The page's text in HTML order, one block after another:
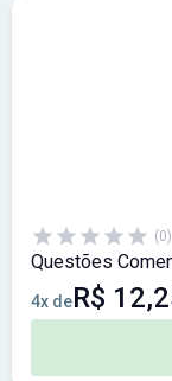
(0)
Questões
4x deR$